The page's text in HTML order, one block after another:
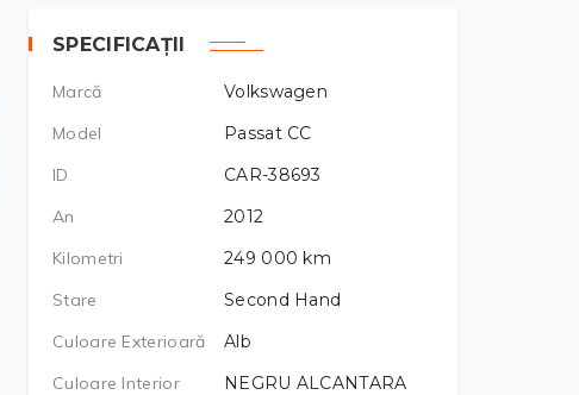
SPECIFICAȚII
Marcă
Volkswagen
Model
Passat CC
ID
CAR-38693
An
2012
Kilometri
249 000 km
Stare
Second Hand
Culoare Exterioară
Alb
Culoare Interior
NEGRU ALCANTARA